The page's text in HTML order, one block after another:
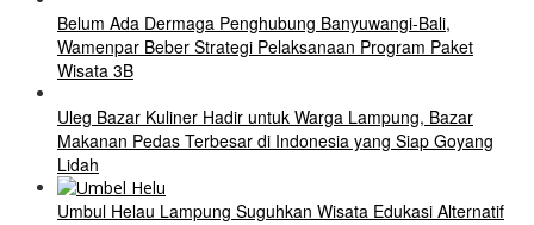
Belum Ada Dermaga Penghubung Banyuwangi-Bali,
Wamenpar Beber Strategi Pelaksanaan Program Paket
Wisata 3B
Uleg Bazar Kuliner Hadir untuk Warga Lampung, Bazar
Makanan Pedas Terbesar di Indonesia yang Siap Goyang
Lidah
Umbul Helau Lampung Suguhkan Wisata Edukasi Alternatif